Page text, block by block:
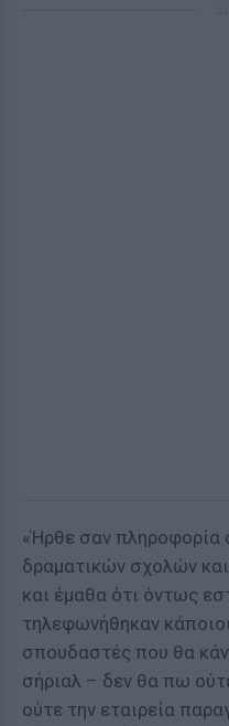
«Ήρθε σαν
δραματικών σχολών
και έμαθα ότι όντως
τηλεφωνήθηκαν
σπουδαστές που θα
σήριαλ – δεν θα πω
ούτε την εταιρεία